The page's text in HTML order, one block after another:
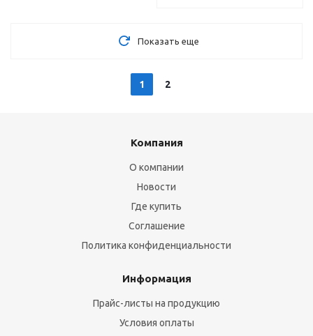
Показать еще
1 2
Компания
О компании
Новости
Где купить
Соглашение
Политика конфиденциальности
Информация
Прайс-листы на продукцию
Условия оплаты